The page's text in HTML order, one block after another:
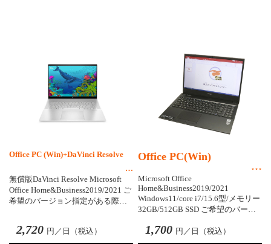
Office PC (Win)+DaVinci Resolve
無償版DaVinci Resolve Microsoft
Office Home&Business2019/2021 ご
希望のバージョン指定がある際…
2,720 円／日（税込）
Office PC(Win)
Microsoft Office
Home&Business2019/2021
Windows11/core i7/15.6型/メモリー
32GB/512GB SSD ご希望のバー…
1,700 円／日（税込）